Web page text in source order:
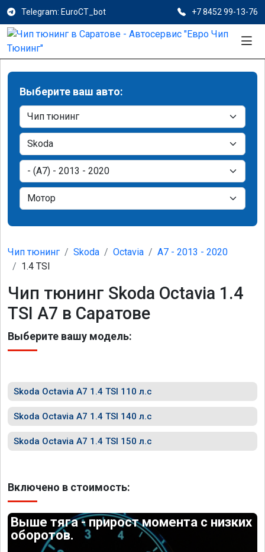
Telegram: EuroCT_bot +7 8452 99-13-76
Выберите ваш авто:
Чип тюнинг Skoda Octavia
A7 - 2013 - 2020
1.4 TSI
Чип тюнинг Skoda Octavia 1.4
TSI A7 в Саратове
Выберите вашу модель:
Skoda Octavia A7 1.4 TSI 110 л.с
Skoda Octavia A7 1.4 TSI 140 л.с
Skoda Octavia A7 1.4 TSI 150 л.с
Включено в стоимость:
Выше тяга - прирост момента с низких
оборотов.